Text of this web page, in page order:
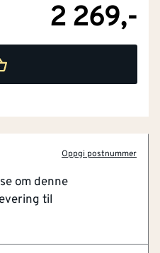
2 269,-
Oppgi postnummer
om denne
til
produsert i slitesterkt
Nei
Nei
Nei